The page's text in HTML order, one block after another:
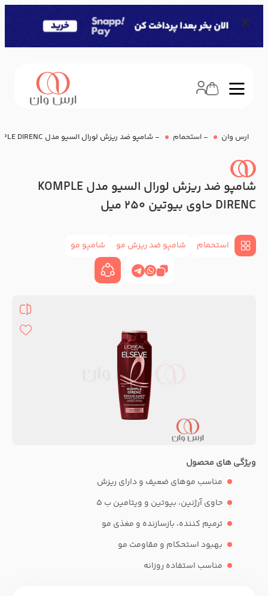
ارس وان - استحمام - شامپو ضد ریزش لورال السیو مدل KOMPLE DIRENC حاوی بیوتین 250 میل
شامپو ضد ریزش لورال السیو مدل KOMPLE
DIRENC حاوی بیوتین 250 میل
استحمام شامپو ضد ریزش مو شامپو مو
ویژگی های محصول
مناسب موهای ضعیف و دارای ریزش
حاوی آرژنین، بیوتین و ویتامین ب 5
ترمیم کننده، بازسازنده و مغذی مو
بهبود استحکام و مقاومت مو
مناسب استفاده روزانه